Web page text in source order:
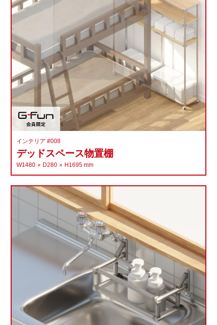
インテリア #008
デッドスペース物置棚
W1480 D280 H1695 mm